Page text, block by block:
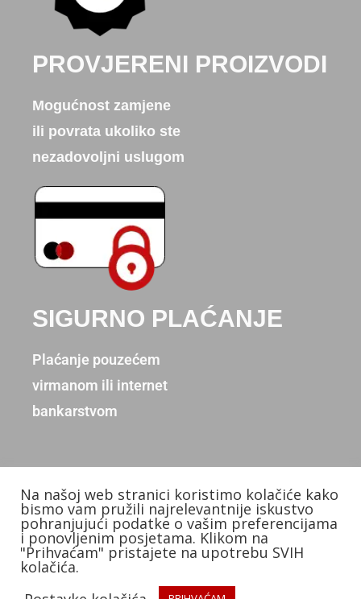
PROVJERENI PROIZVODI
Mogućnost zamjene
ili povrata ukoliko ste
nezadovoljni uslugom
SIGURNO PLAĆANJE
Plaćanje pouzećem
virmanom ili internet
bankarstvom
Copyright © 2026. Donum d.o.o.
Izradio: KB Studios
Na našoj web stranici koristimo kolačiće kako
bismo vam pružili najrelevantnije iskustvo
pohranjujući podatke o vašim preferencijama
i ponovljenim posjetama. Klikom na
"Prihvaćam" pristajete na upotrebu SVIH
kolačića.